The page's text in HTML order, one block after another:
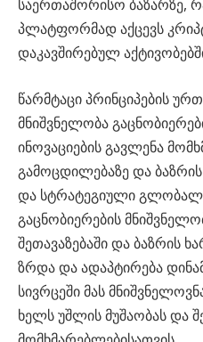
საერთაშორისო ბაზარზე,
პლატფორმად აქცევს
დაკავშირებულ
წარმტაცი პრინციპების
მნიშვნელობა
ინოვაციების გავლენა
გამოცდილებაზე და
და სტრატეგიული
გაცნობიერების
შეთავაზებაში და ბაზრის
ზრდა და ადაპტირება
სივრცეში მას
ხელს უშლის მუშაობას და